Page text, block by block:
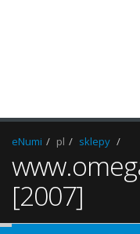
eNumi pl sklepy
[2007]